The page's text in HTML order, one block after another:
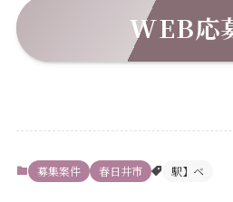
WEB応
募集案件 春日井市 駅】ベ